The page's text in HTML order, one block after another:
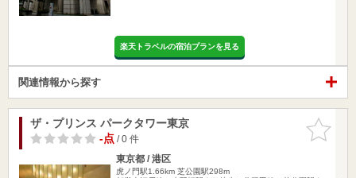
楽天トラベルの宿泊プランを見る
関連情報から探す
お気に入
りに追加
ザ・プリンス パークタワー東京
-点/ 0 件
東京都 / 港区
虎ノ門駅1.66km 芝公園駅298m